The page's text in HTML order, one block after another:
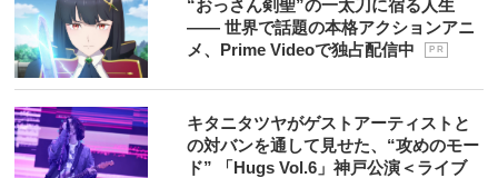
“おっさん剣聖”の一太刀に宿る人生
―― 世界で話題の本格アクションアニ
メ、Prime Videoで独占配信中
P R
キタニタツヤがゲストアーティストと
の対バンを通して見せた、“攻めのモー
ド” 「Hugs Vol.6」神戸公演＜ライブ